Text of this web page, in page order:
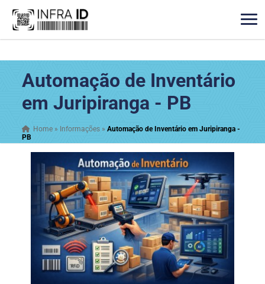
Automação de Inventário
em Juripiranga - PB
Home » Informações »Automação de Inventário em Juripiranga -
PB